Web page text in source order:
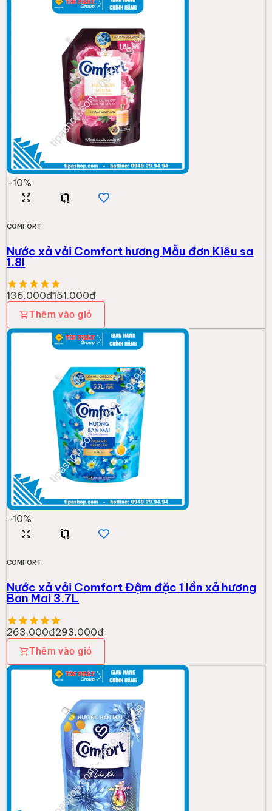
-10%
COMFORT
Nước xả vải Comfort hương Mẫu đơn Kiêu sa
1.8l
136.000đ151.000đ
Thêm vào giỏ
-10%
COMFORT
Nước xả vải Comfort Đậm đặc 1 lần xả hương
Ban Mai 3.7L
263.000đ293.000đ
Thêm vào giỏ